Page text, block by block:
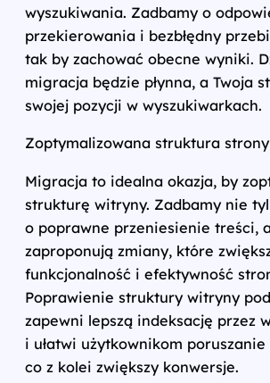
wyszukiwania. Zadbamy o
przekierowania i bezbłędny
tak by zachować obecne wyniki.
migracja będzie płynna, a Twoja
swojej pozycji w wyszukiwarkach.
Zoptymalizowana struktura strony
Migracja to idealna okazja, by
strukturę witryny. Zadbamy nie
o poprawne przeniesienie treści,
zaproponują zmiany, które
funkcjonalność i efektywność
Poprawienie struktury witryny
zapewni lepszą indeksację przez
i ułatwi użytkownikom
co z kolei zwiększy konwersje.